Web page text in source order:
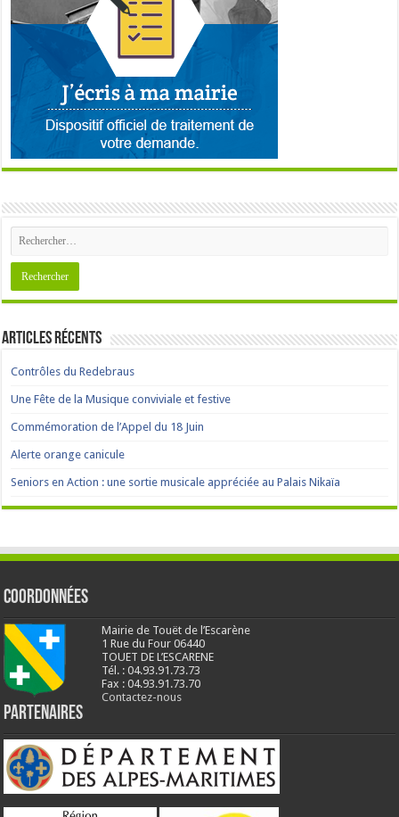
Articles récents
Contrôles du Redebraus
Une Fête de la Musique conviviale et festive
Commémoration de l’Appel du 18 Juin
Alerte orange canicule
Seniors en Action : une sortie musicale appréciée au Palais Nikaïa
Coordonnées
Mairie de Touët de l’Escarène
1 Rue du Four 06440
TOUET DE L’ESCARENE
Tél. : 04.93.91.73.73
Fax : 04.93.91.73.70
Contactez-nous
Partenaires